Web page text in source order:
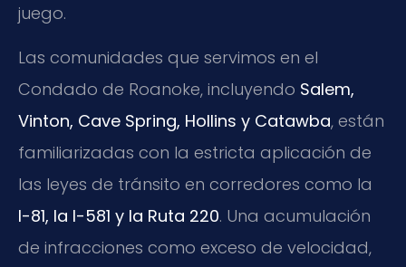
juego.
Las comunidades que servimos en el
Condado de Roanoke, incluyendo Salem,
Vinton, Cave Spring, Hollins y Catawba, están
familiarizadas con la estricta aplicación de
las leyes de tránsito en corredores como la
I-81, la I-581 y la Ruta 220. Una acumulación
de infracciones como exceso de velocidad,